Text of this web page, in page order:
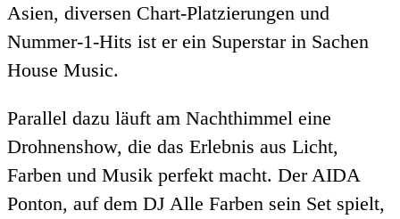
Asien, diversen Chart-Platzierungen und
Nummer-1-Hits ist er ein Superstar in Sachen
House Music.
Parallel dazu läuft am Nachthimmel eine
Drohnenshow, die das Erlebnis aus Licht,
Farben und Musik perfekt macht. Der AIDA
Ponton, auf dem DJ Alle Farben sein Set spielt,